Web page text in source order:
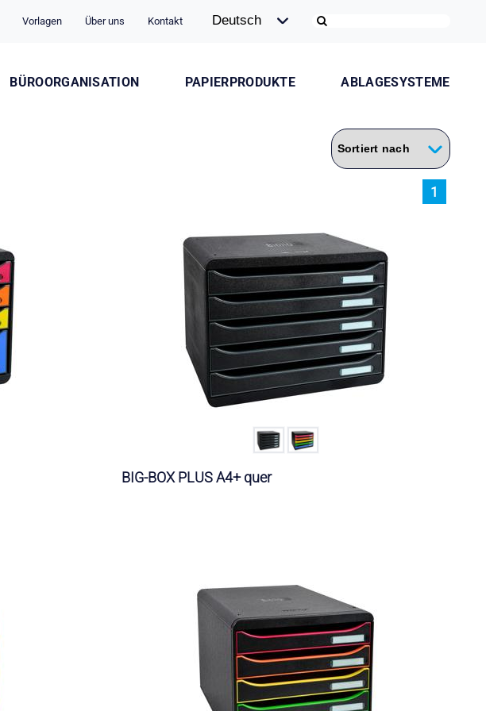
Vorlagen Über uns Kontakt
PAPIERPRODUKTE ABLAGESYSTEME
BÜROORGANISATION
1
BIG-BOX PLUS A4+ quer